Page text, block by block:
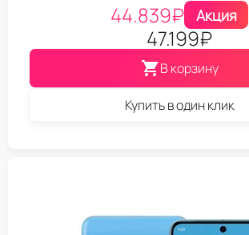
44.839₽ Акция
47.199₽
В корзину
Купить в один клик